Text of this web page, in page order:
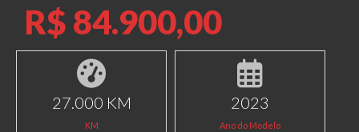
R$ 84.900,00
27.000 KM
KM
2023
Ano do Modelo